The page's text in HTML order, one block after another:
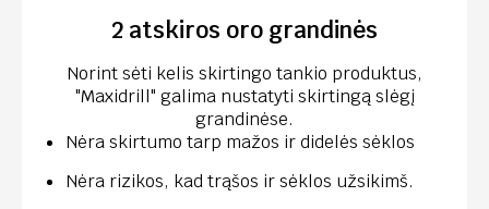
2 atskiros oro grandinės
Norint sėti kelis skirtingo tankio produktus,
"Maxidrill" galima nustatyti skirtingą slėgį
grandinėse.
Nėra skirtumo tarp mažos ir didelės sėklos
Nėra rizikos, kad trąšos ir sėklos užsikimš.